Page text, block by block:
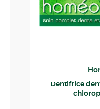
Dentifrice